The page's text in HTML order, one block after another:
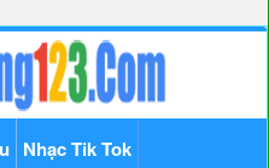
Nhạc Tik Tok